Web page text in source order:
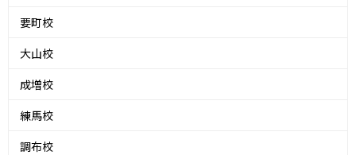
要町校
大山校
成増校
練馬校
調布校